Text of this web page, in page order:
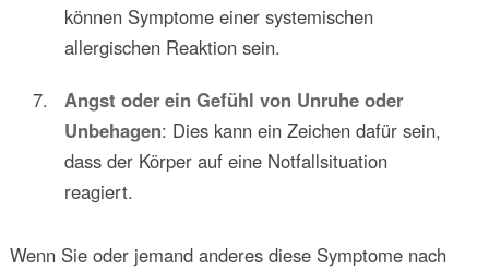
können Symptome einer systemischen
allergischen Reaktion sein.
Angst oder ein Gefühl von Unruhe oder
Unbehagen: Dies kann ein Zeichen dafür sein,
dass der Körper auf eine Notfallsituation
reagiert.
Wenn Sie oder jemand anderes diese Symptome nach